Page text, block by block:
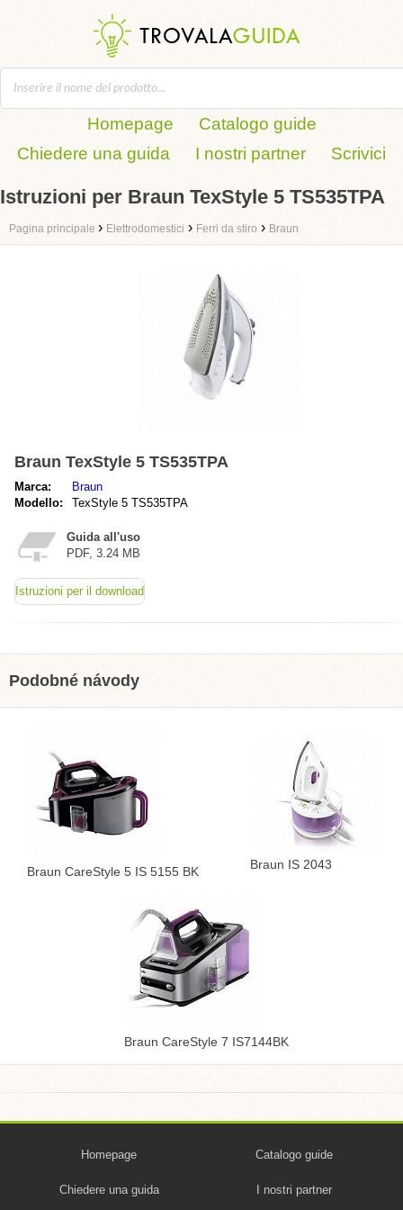
Homepage
Catalogo guide
Chiedere una guida
I nostri partner Scrivici
Istruzioni per Braun TexStyle 5 TS535TPA
Pagina principale › Elettrodomestici › Ferri da stiro › Braun
Braun TexStyle 5 TS535TPA
Marca:
Braun
Modello:
TexStyle 5 TS535TPA
Guida all'uso
PDF, 3.24 MB
Istruzioni per il download
Podobné návody
Braun CareStyle 5 IS 5155 BK Braun IS 2043
Braun CareStyle 7 IS7144BK
Homepage Catalogo guide
Chiedere una guida I nostri partner